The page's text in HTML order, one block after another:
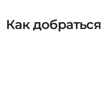
Как добраться